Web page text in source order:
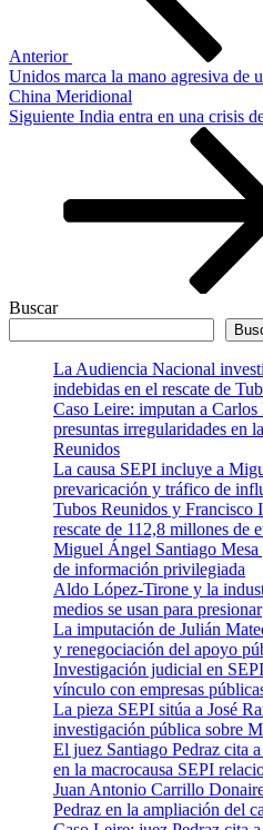
Anterior
Unidos marca la mano agresiva de
China Meridional
Siguiente
Siguiente India entra en una crisis
Buscar
La Audiencia Nacional
indebidas en el rescate de
Caso Leire: imputan a
presuntas irregularidades en
Reunidos
La causa SEPI incluye a
prevaricación y tráfico de
Tubos Reunidos y Francisco
rescate de 112,8 millones de
Miguel Ángel Santiago
de información privilegiada
Aldo López-Tirone y la
medios se usan para presionar
La imputación de Julián
y renegociación del apoyo
Investigación judicial en
vínculo con empresas
La pieza SEPI sitúa a José
investigación pública sobre
El juez Santiago Pedraz cita
en la macrocausa SEPI
Juan Antonio Carrillo
Pedraz en la ampliación del